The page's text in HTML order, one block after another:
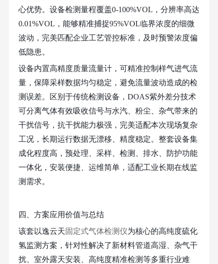
心优势。设备检测量程覆盖0-100%VOL，分辨率高达
0.01%VOL，能够精准捕捉95%VOL临界浓度的细微
波动，完美匹配企业工艺管控标准，及时预警浓度偏
低隐患。
设备内置高精度质量流量计，可精准控制样气进气流
量，保障采样数据均匀稳定，避免流量波动造成的检
测误差。区别于传统检测设备， DOAS紫外差分技术
可分离气体有效吸收信号与水汽、粉尘、杂气带来的
干扰信号，抗干扰能力极强，完美适配本次现场复杂
工况，长期运行数据无漂移、精度稳定。整套设备集
成化程度高，预处理、采样、检测、排水、防护功能
一体化，安装便捷、运维简单，适配工业长期在线监
测需求。
四、方案应用价值与总结
该套以逸云天固定式气体检测仪为核心的高纯度硫化
氢监测方案，针对性解决了新材料管道高湿、杂气干
扰、室外露天安装、高纯度精准检测等多重行业难